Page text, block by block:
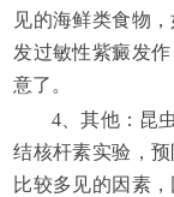
见的海鲜类食物
发过敏性紫癜发
意了。
4、其他：昆虫
结核杆素实验，
比较多见的因素